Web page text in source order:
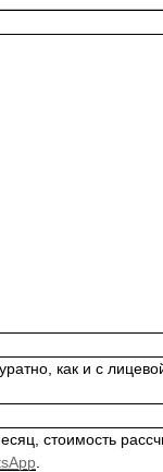
как и с
стоимость